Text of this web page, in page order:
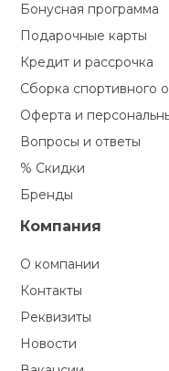
Бонусная программа
Подарочные карты
Кредит и рассрочка
Сборка спортивного
Оферта и
Вопросы и ответы
% Скидки
Бренды
Компания
О компании
Контакты
Реквизиты
Новости